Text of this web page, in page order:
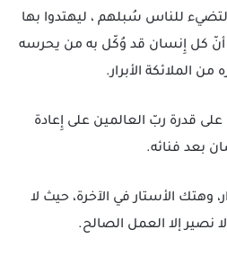
للناس سُبلهم ، ليهتدوا بها
أنّ كل إِنسان قد وُكّل به من يحرسه
من الملائكة الأبرار.
على قدرة ربّ العالمين على إِعادة
بعد فنائه.
الأستار في الآخرة، حيث لا
نصير إلا العمل الصالح.